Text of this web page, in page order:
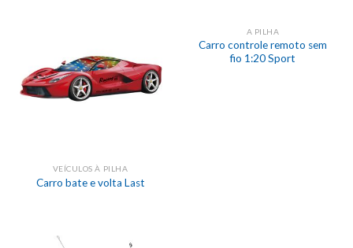
VEÍCULOS À PILHA
Carro bate e volta Last
A PILHA
Carro controle remoto sem
fio 1:20 Sport